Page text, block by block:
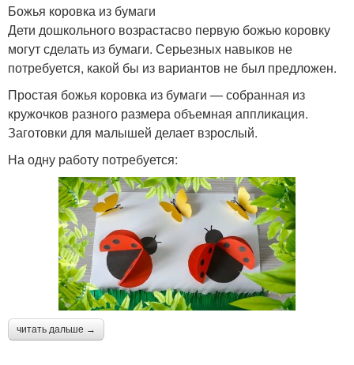
Божья коровка из бумаги
Дети дошкольного возрастасво первую божью коровку
могут сделать из бумаги. Серьезных навыков не
потребуется, какой бы из вариантов не был предложен.
Простая божья коровка из бумаги — собранная из
кружочков разного размера объемная аппликация.
Заготовки для малышей делает взрослый.
На одну работу потребуется:
читать дальше →